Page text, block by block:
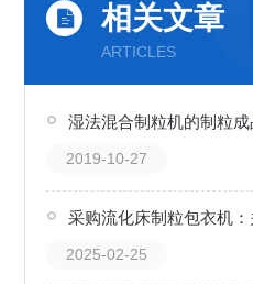
相关文章
ARTICLES
2019-10-27
2025-02-25